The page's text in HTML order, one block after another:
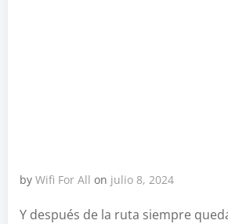
by Wifi For All on julio 8, 2024
Y después de la ruta siempre